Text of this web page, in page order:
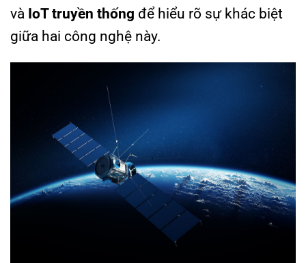
và IoT truyền thống để hiểu rõ sự khác biệt
giữa hai công nghệ này.